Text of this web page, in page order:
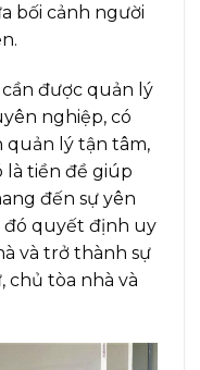
bối cảnh người
được quản lý
nghiệp, có
quản lý tận tâm,
là tiền đề giúp
đến sự yên
đó quyết định uy
và trở thành sự
chủ tòa nhà và